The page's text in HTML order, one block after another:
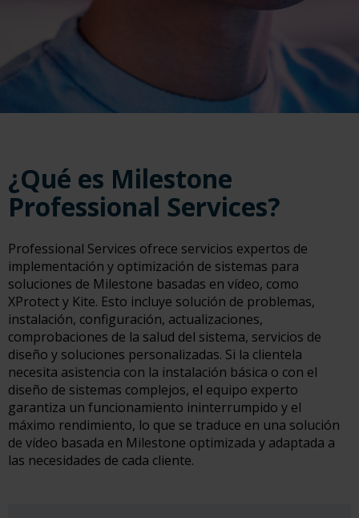
¿Qué es Milestone
Professional Services?
Professional Services ofrece servicios expertos de
implementación y optimización de sistemas para
soluciones de Milestone basadas en vídeo, como
XProtect y Kite. Esto incluye solución de problemas,
instalación, configuración, actualizaciones,
comprobaciones de la salud del sistema, servicios de
diseño y soluciones personalizadas. Si la clientela
necesita asistencia con la instalación básica o con el
diseño de sistemas complejos, el equipo experto
garantiza un funcionamiento ininterrumpido y el
máximo rendimiento, lo que se traduce en una solución
de vídeo basada en Milestone optimizada y adaptada a
las necesidades de cada cliente.